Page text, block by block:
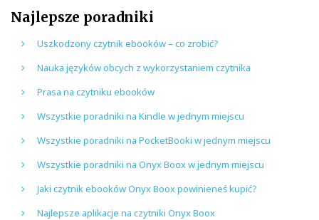
Najlepsze poradniki
Uszkodzony czytnik ebooków – co zrobić?
Nauka języków obcych z wykorzystaniem czytnika
Prasa na czytniku ebooków
Wszystkie poradniki na Kindle w jednym miejscu
Wszystkie poradniki na PocketBooki w jednym miejscu
Wszystkie poradniki na Onyx Boox w jednym miejscu
Jaki czytnik ebooków Onyx Boox powinieneś kupić?
Najlepsze aplikacje na czytniki Onyx Boox